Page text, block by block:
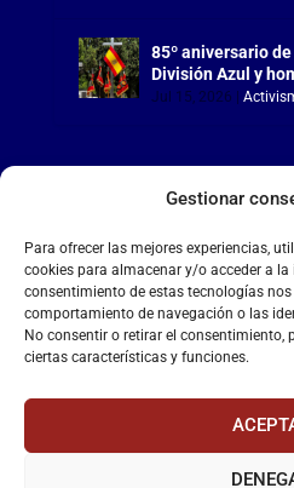
Gestionar
Para ofrecer las mejores experiencias,
cookies para almacenar y/o acceder a
consentimiento de estas tecnologías
comportamiento de navegación o las
No consentir o retirar el consentimiento,
ciertas características y funciones.
85º aniversario
División Azul y
Jul 15, 2026 |
LA FALANGE
Reproductor
de
vídeo